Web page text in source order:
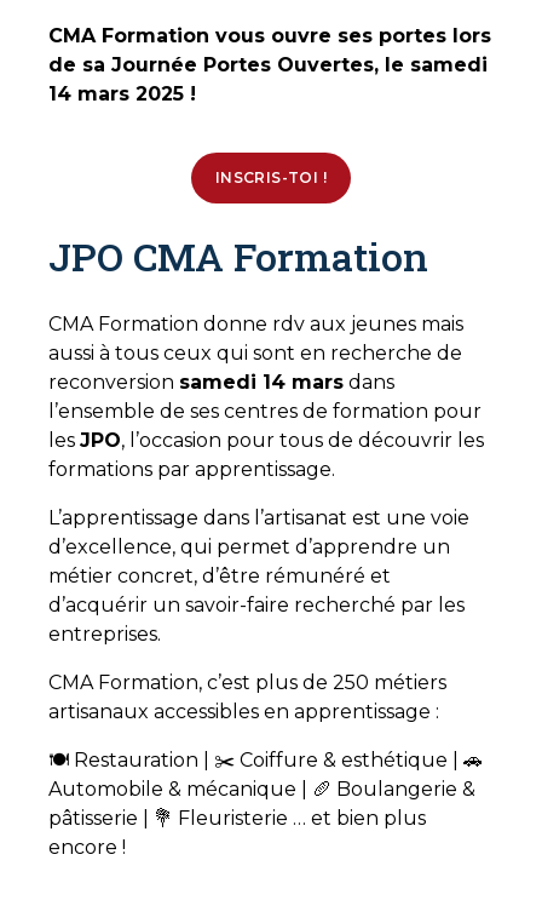
CMA Formation vous ouvre ses portes lors
de sa Journée Portes Ouvertes, le samedi
14 mars 2025 !
INSCRIS-TOI !
JPO CMA Formation
CMA Formation donne rdv aux jeunes mais
aussi à tous ceux qui sont en recherche de
reconversion samedi 14 mars dans
l’ensemble de ses centres de formation pour
les JPO, l’occasion pour tous de découvrir les
formations par apprentissage.
L’apprentissage dans l’artisanat est une voie
d’excellence, qui permet d’apprendre un
métier concret, d’être rémunéré et
d’acquérir un savoir-faire recherché par les
entreprises.
CMA Formation, c’est plus de 250 métiers
artisanaux accessibles en apprentissage :
🍽️ Restauration | ✂️ Coiffure & esthétique | 🚗
Automobile & mécanique | 🥖 Boulangerie &
pâtisserie | 💐 Fleuristerie … et bien plus
encore !